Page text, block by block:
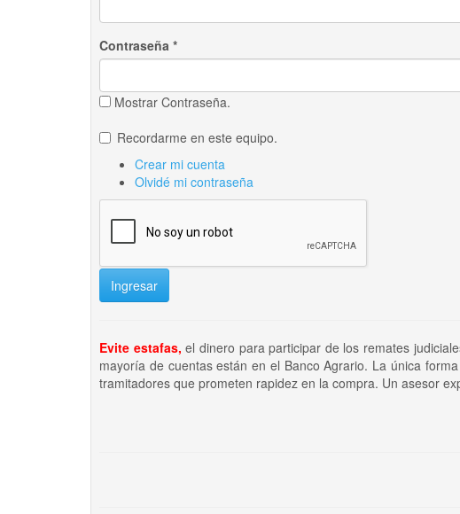
Contraseña *
Mostrar Contraseña.
Recordarme en este equipo.
Crear mi cuenta
Olvidé mi contraseña
Ingresar
Evite estafas, el dinero para participar de los remates
mayoría de cuentas están en el Banco Agrario. La única
tramitadores que prometen rapidez en la compra. Un asesor